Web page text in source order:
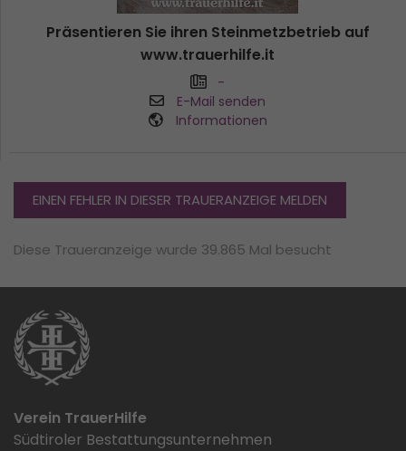
Präsentieren Sie ihren Steinmetzbetrieb auf
www.trauerhilfe.it
-
E-Mail senden
Informationen
EINEN FEHLER IN DIESER TRAUERANZEIGE MELDEN
Diese Traueranzeige wurde 39.865 Mal besucht
Verein TrauerHilfe
Südtiroler Bestattungsunternehmen